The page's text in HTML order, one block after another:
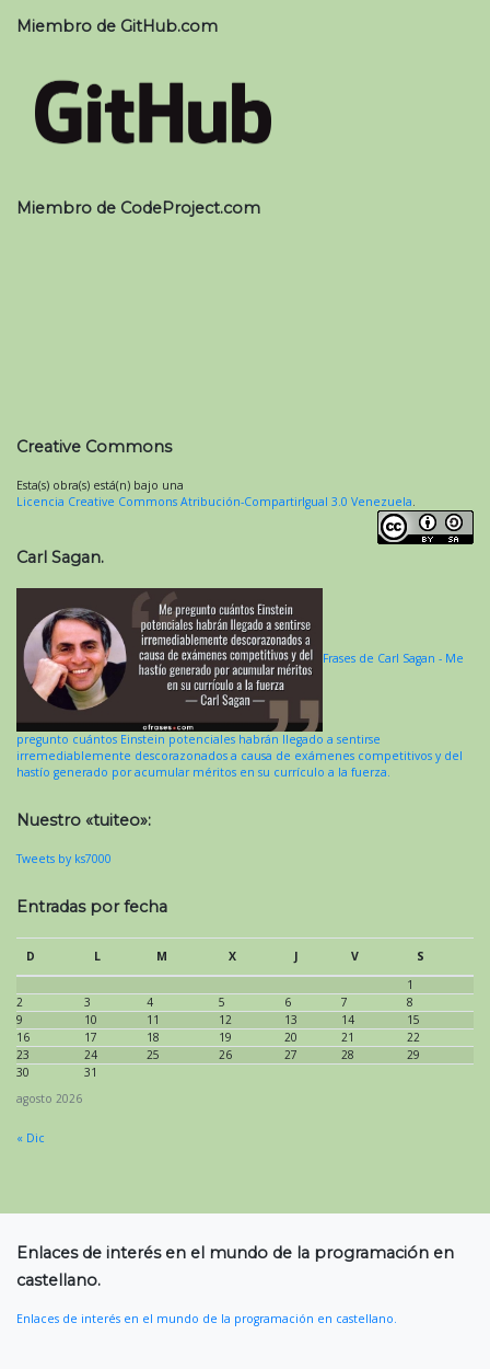
Miembro de GitHub.com
Miembro de CodeProject.com
Creative Commons
Esta(s) obra(s) está(n) bajo una
Licencia Creative Commons Atribución-CompartirIgual 3.0 Venezuela
Carl Sagan.
Frases de Carl Sagan - Me
pregunto cuántos Einstein potenciales habrán llegado a sentirse
irremediablemente descorazonados a causa de exámenes competitivos y del
hastío generado por acumular méritos en su currículo a la fuerza.
Nuestro «tuiteo»:
Tweets by ks7000
Entradas por fecha
agosto 2026
D L M X J V
S
1
2
3 4 5 6 7
8
9
10 11 12 13 14
15
16
17 18 19 20 21
22
23
24 25 26 27 28
29
30
31
« Dic
Enlaces de interés en el mundo de la programación en
castellano.
Enlaces de interés en el mundo de la programación en castellano.